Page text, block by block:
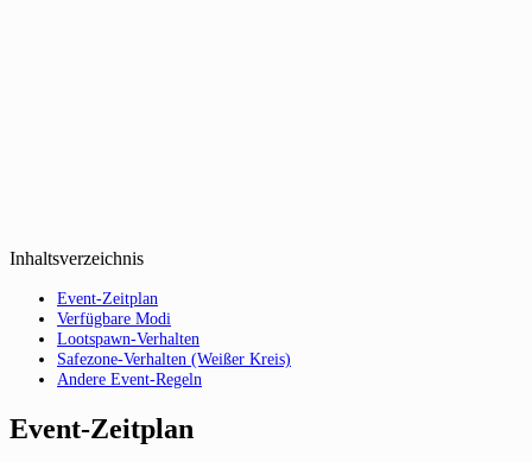
Inhaltsverzeichnis
Event-Zeitplan
Verfügbare Modi
Lootspawn-Verhalten
Safezone-Verhalten (Weißer Kreis)
Andere Event-Regeln
Event-Zeitplan